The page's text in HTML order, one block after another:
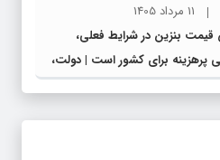
11 مرداد 1405
قیمت بنزین در شرایط فعلی،
پرهزینه برای کشور است | دولت،
و عوامل اصلی ناترازی را